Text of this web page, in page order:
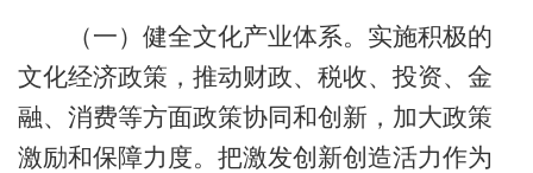
（一）健全文化产业体系。实施积极的
文化经济政策，推动财政、税收、投资、金
融、消费等方面政策协同和创新，加大政策
激励和保障力度。把激发创新创造活力作为